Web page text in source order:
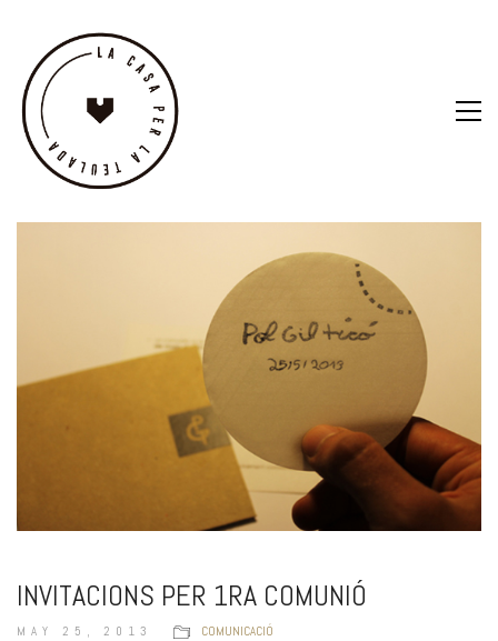
INVITACIONS PER 1RA COMUNIÓ
MAY 25, 2013 COMUNICACIÓ